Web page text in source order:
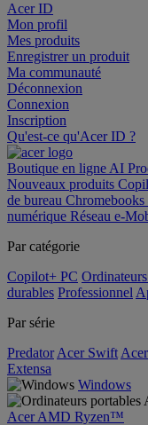
Acer ID
Mon profil
Mes produits
Enregistrer un produit
Ma communauté
Déconnexion
Connexion
Inscription
Qu'est-ce qu'Acer ID ?
Boutique en ligne AI
Nouveaux produits
de bureau Chromebooks
numérique Réseau e-
Par catégorie
Copilot+ PC
durables Professionnel
Par série
Predator Acer Swift
Extensa
Windows
Acer AMD Ryzen™